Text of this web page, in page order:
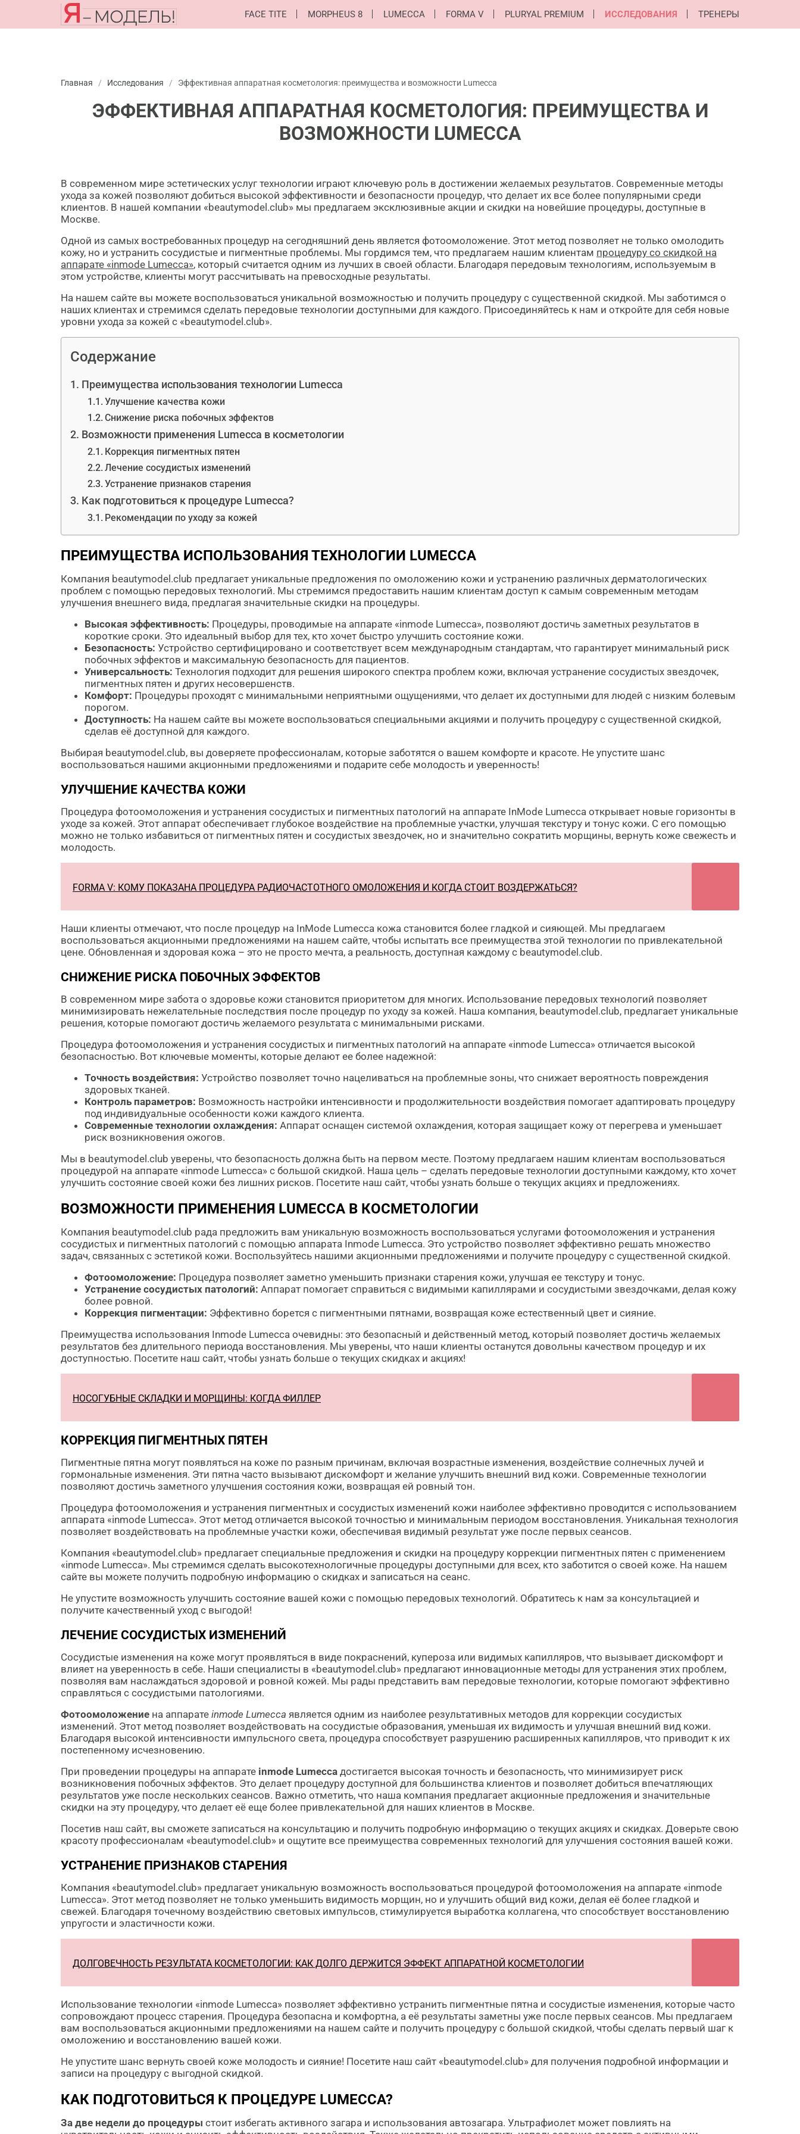
FACE TITE MORPHEUS 8 LUMECCA FORMA V PLURYAL PREMIUM ИССЛЕДОВАНИЯ ТРЕНЕРЫ
Главная / Исследования / Эффективная аппаратная косметология: преимущества и возможности Lumecca
ЭФФЕКТИВНАЯ АППАРАТНАЯ КОСМЕТОЛОГИЯ: ПРЕИМУЩЕСТВА И
ВОЗМОЖНОСТИ LUMECCA
В современном мире эстетических услуг технологии играют ключевую роль в достижении желаемых результатов. Современные методы
ухода за кожей позволяют добиться высокой эффективности и безопасности процедур, что делает их все более популярными среди
клиентов. В нашей компании «beautymodel.club» мы предлагаем эксклюзивные акции и скидки на новейшие процедуры, доступные в
Москве.
Одной из самых востребованных процедур на сегодняшний день является фотоомоложение. Этот метод позволяет не только омолодить
кожу, но и устранить сосудистые и пигментные проблемы. Мы гордимся тем, что предлагаем нашим клиентам процедуру со скидкой на
аппарате «inmode Lumecca», который считается одним из лучших в своей области. Благодаря передовым технологиям, используемым в
этом устройстве, клиенты могут рассчитывать на превосходные результаты.
На нашем сайте вы можете воспользоваться уникальной возможностью и получить процедуру с существенной скидкой. Мы заботимся о
наших клиентах и стремимся сделать передовые технологии доступными для каждого. Присоединяйтесь к нам и откройте для себя новые
уровни ухода за кожей с «beautymodel.club».
Содержание
Преимущества использования технологии Lumecca
Улучшение качества кожи
Снижение риска побочных эффектов
Возможности применения Lumecca в косметологии
Коррекция пигментных пятен
Лечение сосудистых изменений
Устранение признаков старения
Как подготовиться к процедуре Lumecca?
Рекомендации по уходу за кожей
ПРЕИМУЩЕСТВА ИСПОЛЬЗОВАНИЯ ТЕХНОЛОГИИ LUMECCA
Компания beautymodel.club предлагает уникальные предложения по омоложению кожи и устранению различных дерматологических
проблем с помощью передовых технологий. Мы стремимся предоставить нашим клиентам доступ к самым современным методам
улучшения внешнего вида, предлагая значительные скидки на процедуры.
Высокая эффективность: Процедуры, проводимые на аппарате «inmode Lumecca», позволяют достичь заметных результатов в
короткие сроки. Это идеальный выбор для тех, кто хочет быстро улучшить состояние кожи.
Безопасность: Устройство сертифицировано и соответствует всем международным стандартам, что гарантирует минимальный риск
побочных эффектов и максимальную безопасность для пациентов.
Универсальность: Технология подходит для решения широкого спектра проблем кожи, включая устранение сосудистых звездочек,
пигментных пятен и других несовершенств.
Комфорт: Процедуры проходят с минимальными неприятными ощущениями, что делает их доступными для людей с низким болевым
порогом.
Доступность: На нашем сайте вы можете воспользоваться специальными акциями и получить процедуру с существенной скидкой,
сделав её доступной для каждого.
Выбирая beautymodel.club, вы доверяете профессионалам, которые заботятся о вашем комфорте и красоте. Не упустите шанс
воспользоваться нашими акционными предложениями и подарите себе молодость и уверенность!
УЛУЧШЕНИЕ КАЧЕСТВА КОЖИ
Процедура фотоомоложения и устранения сосудистых и пигментных патологий на аппарате InMode Lumecca открывает новые горизонты в
уходе за кожей. Этот аппарат обеспечивает глубокое воздействие на проблемные участки, улучшая текстуру и тонус кожи. С его помощью
можно не только избавиться от пигментных пятен и сосудистых звездочек, но и значительно сократить морщины, вернуть коже свежесть и
молодость.
FORMA V: КОМУ ПОКАЗАНА ПРОЦЕДУРА РАДИОЧАСТОТНОГО ОМОЛОЖЕНИЯ И КОГДА СТОИТ ВОЗДЕРЖАТЬСЯ?
Наши клиенты отмечают, что после процедур на InMode Lumecca кожа становится более гладкой и сияющей. Мы предлагаем
воспользоваться акционными предложениями на нашем сайте, чтобы испытать все преимущества этой технологии по привлекательной
цене. Обновленная и здоровая кожа – это не просто мечта, а реальность, доступная каждому с beautymodel.club.
СНИЖЕНИЕ РИСКА ПОБОЧНЫХ ЭФФЕКТОВ
В современном мире забота о здоровье кожи становится приоритетом для многих. Использование передовых технологий позволяет
минимизировать нежелательные последствия после процедур по уходу за кожей. Наша компания, beautymodel.club, предлагает уникальные
решения, которые помогают достичь желаемого результата с минимальными рисками.
Процедура фотоомоложения и устранения сосудистых и пигментных патологий на аппарате «inmode Lumecca» отличается высокой
безопасностью. Вот ключевые моменты, которые делают ее более надежной:
Точность воздействия: Устройство позволяет точно нацеливаться на проблемные зоны, что снижает вероятность повреждения
здоровых тканей.
Контроль параметров: Возможность настройки интенсивности и продолжительности воздействия помогает адаптировать процедуру
под индивидуальные особенности кожи каждого клиента.
Современные технологии охлаждения: Аппарат оснащен системой охлаждения, которая защищает кожу от перегрева и уменьшает
риск возникновения ожогов.
Мы в beautymodel.club уверены, что безопасность должна быть на первом месте. Поэтому предлагаем нашим клиентам воспользоваться
процедурой на аппарате «inmode Lumecca» с большой скидкой. Наша цель – сделать передовые технологии доступными каждому, кто хочет
улучшить состояние своей кожи без лишних рисков. Посетите наш сайт, чтобы узнать больше о текущих акциях и предложениях.
ВОЗМОЖНОСТИ ПРИМЕНЕНИЯ LUMECCA В КОСМЕТОЛОГИИ
Компания beautymodel.club рада предложить вам уникальную возможность воспользоваться услугами фотоомоложения и устранения
сосудистых и пигментных патологий с помощью аппарата Inmode Lumecca. Это устройство позволяет эффективно решать множество
задач, связанных с эстетикой кожи. Воспользуйтесь нашими акционными предложениями и получите процедуру с существенной скидкой.
Фотоомоложение: Процедура позволяет заметно уменьшить признаки старения кожи, улучшая ее текстуру и тонус.
Устранение сосудистых патологий: Аппарат помогает справиться с видимыми капиллярами и сосудистыми звездочками, делая кожу
более ровной.
Коррекция пигментации: Эффективно борется с пигментными пятнами, возвращая коже естественный цвет и сияние.
Преимущества использования Inmode Lumecca очевидны: это безопасный и действенный метод, который позволяет достичь желаемых
результатов без длительного периода восстановления. Мы уверены, что наши клиенты останутся довольны качеством процедур и их
доступностью. Посетите наш сайт, чтобы узнать больше о текущих скидках и акциях!
НОСОГУБНЫЕ СКЛАДКИ И МОРЩИНЫ: КОГДА ФИЛЛЕР
КОРРЕКЦИЯ ПИГМЕНТНЫХ ПЯТЕН
Пигментные пятна могут появляться на коже по разным причинам, включая возрастные изменения, воздействие солнечных лучей и
гормональные изменения. Эти пятна часто вызывают дискомфорт и желание улучшить внешний вид кожи. Современные технологии
позволяют достичь заметного улучшения состояния кожи, возвращая ей ровный тон.
Процедура фотоомоложения и устранения пигментных и сосудистых изменений кожи наиболее эффективно проводится с использованием
аппарата «inmode Lumecca». Этот метод отличается высокой точностью и минимальным периодом восстановления. Уникальная технология
позволяет воздействовать на проблемные участки кожи, обеспечивая видимый результат уже после первых сеансов.
Компания «beautymodel.club» предлагает специальные предложения и скидки на процедуру коррекции пигментных пятен с применением
«inmode Lumecca». Мы стремимся сделать высокотехнологичные процедуры доступными для всех, кто заботится о своей коже. На нашем
сайте вы можете получить подробную информацию о скидках и записаться на сеанс.
Не упустите возможность улучшить состояние вашей кожи с помощью передовых технологий. Обратитесь к нам за консультацией и
получите качественный уход с выгодой!
ЛЕЧЕНИЕ СОСУДИСТЫХ ИЗМЕНЕНИЙ
Сосудистые изменения на коже могут проявляться в виде покраснений, купероза или видимых капилляров, что вызывает дискомфорт и
влияет на уверенность в себе. Наши специалисты в «beautymodel.club» предлагают инновационные методы для устранения этих проблем,
позволяя вам наслаждаться здоровой и ровной кожей. Мы рады представить вам передовые технологии, которые помогают эффективно
справляться с сосудистыми патологиями.
Фотоомоложение на аппарате inmode Lumecca является одним из наиболее результативных методов для коррекции сосудистых
изменений. Этот метод позволяет воздействовать на сосудистые образования, уменьшая их видимость и улучшая внешний вид кожи.
Благодаря высокой интенсивности импульсного света, процедура способствует разрушению расширенных капилляров, что приводит к их
постепенному исчезновению.
При проведении процедуры на аппарате inmode Lumecca достигается высокая точность и безопасность, что минимизирует риск
возникновения побочных эффектов. Это делает процедуру доступной для большинства клиентов и позволяет добиться впечатляющих
результатов уже после нескольких сеансов. Важно отметить, что наша компания предлагает акционные предложения и значительные
скидки на эту процедуру, что делает её еще более привлекательной для наших клиентов в Москве.
Посетив наш сайт, вы сможете записаться на консультацию и получить подробную информацию о текущих акциях и скидках. Доверьте свою
красоту профессионалам «beautymodel.club» и ощутите все преимущества современных технологий для улучшения состояния вашей кожи.
УСТРАНЕНИЕ ПРИЗНАКОВ СТАРЕНИЯ
Компания «beautymodel.club» предлагает уникальную возможность воспользоваться процедурой фотоомоложения на аппарате «inmode
Lumecca». Этот метод позволяет не только уменьшить видимость морщин, но и улучшить общий вид кожи, делая её более гладкой и
свежей. Благодаря точечному воздействию световых импульсов, стимулируется выработка коллагена, что способствует восстановлению
упругости и эластичности кожи.
ДОЛГОВЕЧНОСТЬ РЕЗУЛЬТАТА КОСМЕТОЛОГИИ: КАК ДОЛГО ДЕРЖИТСЯ ЭФФЕКТ АППАРАТНОЙ КОСМЕТОЛОГИИ
Использование технологии «inmode Lumecca» позволяет эффективно устранить пигментные пятна и сосудистые изменения, которые часто
сопровождают процесс старения. Процедура безопасна и комфортна, а её результаты заметны уже после первых сеансов. Мы предлагаем
вам воспользоваться акционными предложениями на нашем сайте и получить процедуру с большой скидкой, чтобы сделать первый шаг к
омоложению и восстановлению вашей кожи.
Не упустите шанс вернуть своей коже молодость и сияние! Посетите наш сайт «beautymodel.club» для получения подробной информации и
записи на процедуру с выгодной скидкой.
КАК ПОДГОТОВИТЬСЯ К ПРОЦЕДУРЕ LUMECCA?
За две недели до процедуры стоит избегать активного загара и использования автозагара. Ультрафиолет может повлиять на